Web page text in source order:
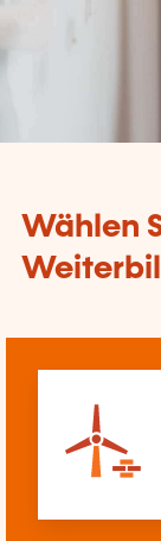
Wählen